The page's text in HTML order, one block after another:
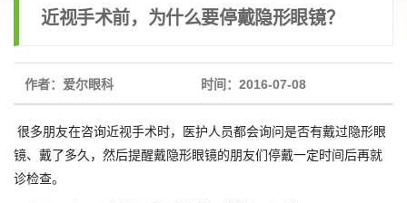
近视手术前，为什么要停戴隐形眼镜？
作者：爱尔眼科 时间：2016-07-08
很多朋友在咨询近视手术时，医护人员都会询问是否有戴过隐形眼
镜、戴了多久，然后提醒戴隐形眼镜的朋友们停戴一定时间后再就
诊检查。